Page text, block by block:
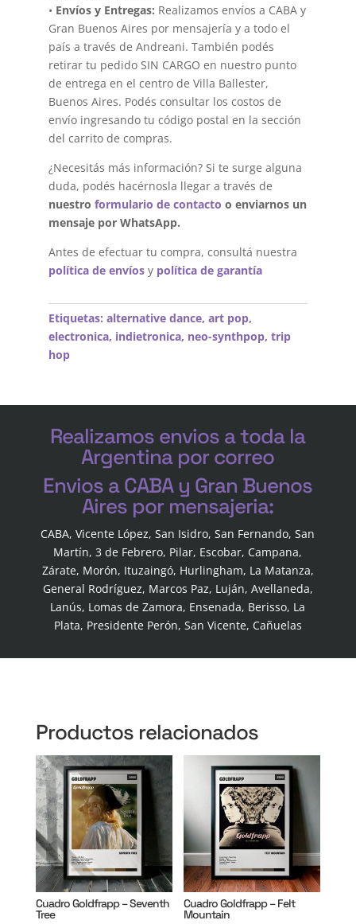
• Envíos y Entregas: Realizamos envíos a CABA y
Gran Buenos Aires por mensajería y a todo el
país a través de Andreani. También podés
retirar tu pedido SIN CARGO en nuestro punto
de entrega en el centro de Villa Ballester,
Buenos Aires. Podés consultar los costos de
envío ingresando tu código postal en la sección
del carrito de compras.
¿Necesitás más información? Si te surge alguna
duda, podés hacérnosla llegar a través de
nuestro formulario de contacto o enviarnos un
mensaje por WhatsApp.
Antes de efectuar tu compra, consultá nuestra
política de envíosy política de garantía
Etiquetas: alternative dance, art pop,
electronica, indietronica, neo-synthpop, trip
hop
Realizamos envios a toda la
Argentina por correo
Envios a CABA y Gran Buenos
Aires por mensajeria:
CABA, Vicente López, San Isidro, San Fernando, San
Martín, 3 de Febrero, Pilar, Escobar, Campana,
Zárate, Morón, Ituzaingó, Hurlingham, La Matanza,
General Rodríguez, Marcos Paz, Luján, Avellaneda,
Lanús, Lomas de Zamora, Ensenada, Berisso, La
Plata, Presidente Perón, San Vicente, Cañuelas
Productos relacionados
Cuadro Goldfrapp – Seventh
Tree
Cuadro Goldfrapp – Felt
Mountain